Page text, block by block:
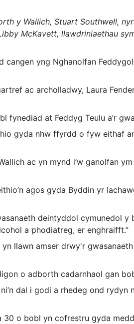
y Wallich, Stuart Southwell,
McKavett, llawdriniaethau
yng Nghanolfan
ac archolladwy, Laura
at Feddyg Teulu a’r
gyda nhw ffyrdd o fyw eithaf
ac yn mynd i’w ganolfan
agos gyda Byddin yr
deintyddol cymunedol
a phodiatreg, er enghraifft.”
llawn amser drwy'r
o adborth cadarnhaol gan
dal i godi a rhedeg ond
o bobl yn cofrestru gyda